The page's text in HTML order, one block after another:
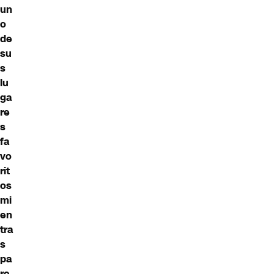
un
o
de
su
s
lu
ga
re
s
fa
vo
rit
os
mi
en
tra
s
pa